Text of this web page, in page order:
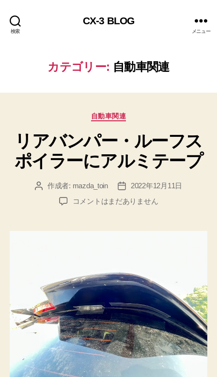
検索
CX-3 BLOG
メニュー
カテゴリー: 自動車関連
カ
ー
自動車関連
リアバンパー・ルーフス
ポイラーにアルミテープ
投 作成者: mazda_toin
投
稿
日
2022年12月11日
リ
ン
ー
フ
ス
ポ
イ
ラ
ー
に
ル
コメントはまだありません